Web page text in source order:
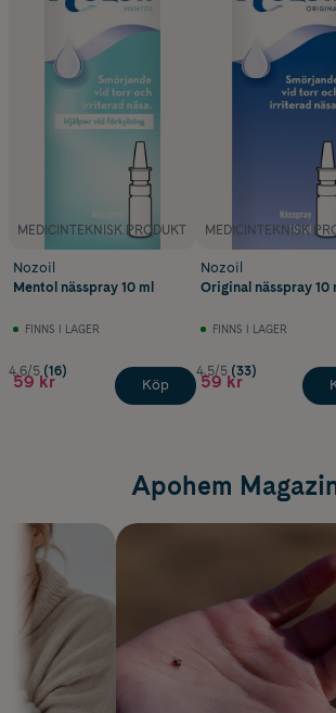
MEDICINTEKNISK PRODUKT
Nozoil
Mentol nässpray 10 ml
FINNS I LAGER
4.6/5 (16)
59 kr Köp
MEDICINTEKNISK
Nozoil
Original nässpray 10
FINNS I LAGER
4.5/5 (33)
59 kr
Apohem